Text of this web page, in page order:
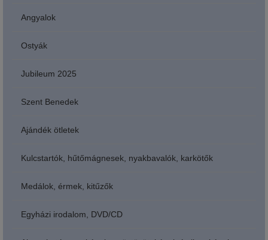
Angyalok
Ostyák
Jubileum 2025
Szent Benedek
Ajándék ötletek
Kulcstartók, hűtőmágnesek, nyakbavalók, karkötők
Medálok, érmek, kitűzők
Egyházi irodalom, DVD/CD